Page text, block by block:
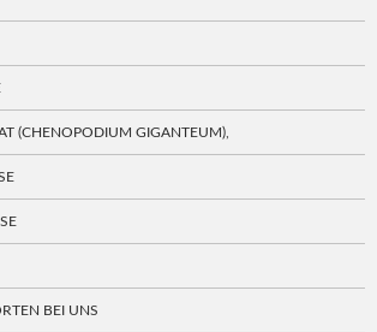
(CHENOPODIUM GIGANTEUM),
BEI UNS